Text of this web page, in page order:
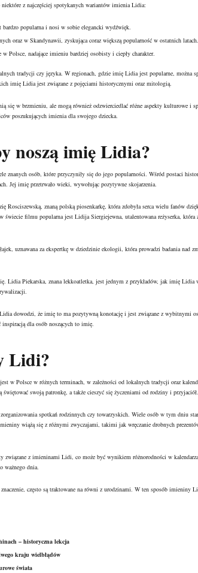
z najczęściej spotykanych wariantów imienia Lidia:
popularna i nosi w sobie elegancki wydźwięk.
oraz w Skandynawii, zyskująca coraz większą popularność w ostatnich latach.
Polsce, nadające imieniu bardziej osobisty i ciepły charakter.
tradycji czy języka. W regionach, gdzie imię Lidia jest popularne, można
imię Lidia jest związane z pojęciami historycznymi oraz mitologią.
się w brzmieniu, ale mogą również odzwierciedlać różne aspekty kulturowe i
poszukujących imienia dla swojego dziecka.
noszą imię Lidia?
znanych osób, które przyczyniły się do jego popularności. Wśród postaci
Jej imię przetrwało wieki, wywołując pozytywne skojarzenia.
Rosciszewską, znaną polską piosenkarkę, która zdobyła serca wielu fanów
świecie filmu popularna jest Lidija Siergiejewna, utalentowana reżyserka,
uznawana za ekspertkę w dziedzinie ekologii, która prowadzi badania nad
Lidia Piekarska, znana lekkoatletka, jest jednym z przykładów, jak imię Lidia
dowodzi, że imię to ma pozytywną konotację i jest związane z wybitnymi
dla osób noszących to imię.
Lidi?
w Polsce w różnych terminach, w zależności od lokalnych tradycji oraz
swoją patronkę, a także cieszyć się życzeniami od rodziny i przyjaciół.
spotkań rodzinnych czy towarzyskich. Wiele osób w tym dniu
wiążą się z różnymi zwyczajami, takimi jak wręczanie drobnych
związane z imieninami Lidi, co może być wynikiem różnorodności w
ważnego dnia.
często są traktowane na równi z urodzinami. W ten sposób imieniny
– historyczna lekcja
kraju wielbłądów
świata